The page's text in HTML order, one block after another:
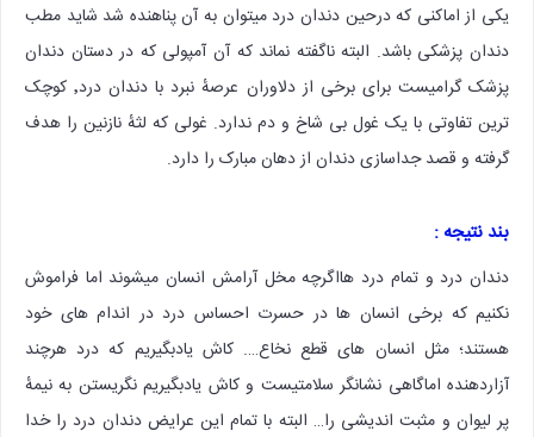
یکی از اماکنی که درحین دندان درد میتوان به آن پناهنده شد شاید مطب
دندان پزشکی باشد. البته ناگفته نماند که آن آمپولی که در دستان دندان
پزشک گرامیست برای برخی از دلاوران عرصهٔ نبرد با دندان درد٬ کوچک
ترین تفاوتی با یک غول بی شاخ و دم ندارد. غولی که لثهٔ نازنین را هدف
گرفته و قصد جداسازی دندان از دهان مبارک را دارد.
بند نتیجه :
دندان درد و تمام درد هااگرچه مخل آرامش انسان میشوند اما فراموش
نکنیم که برخی انسان ها در حسرت احساس درد در اندام های خود
هستند؛ مثل انسان های قطع نخاع…. کاش یادبگیریم که درد هرچند
آزاردهنده اماگاهی نشانگر سلامتیست و کاش یادبگیریم نگریستن به نیمهٔ
پر لیوان و مثبت اندیشی را… البته با تمام این عرایض دندان درد را خدا